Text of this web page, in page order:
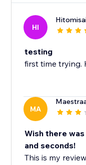
HI
testing
first time trying.
MA
Wish there
and seconds!
This is my